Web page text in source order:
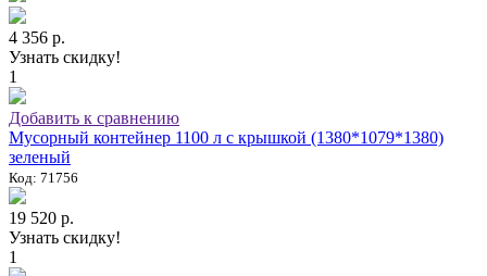
4 356 р.
Узнать скидку!
1
Добавить к сравнению
Мусорный контейнер 1100 л с крышкой (1380*1079*1380)
зеленый
Код: 71756
19 520 р.
Узнать скидку!
1